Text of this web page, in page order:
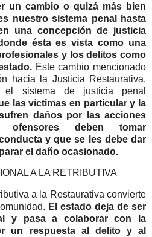
un cambio o quizá más bien
nuestro sistema penal hasta
una concepción de justicia
ésta es vista como una
y los delitos como
Este cambio mencionado
hacia la Justicia Restaurativa,
el sistema de justicia penal
las víctimas en particular y la
daños por las acciones
deben tomar
y que se les debe dar
el daño ocasionado.
A LA RETRIBUTIVA
a la Restaurativa convierte
El estado deja de ser
y pasa a colaborar con la
un respuesta al delito y al